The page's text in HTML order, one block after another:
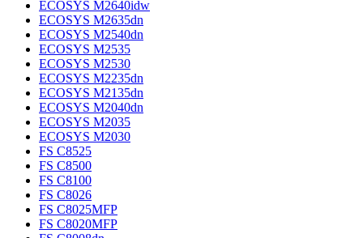
ECOSYS M2640idw
ECOSYS M2635dn
ECOSYS M2540dn
ECOSYS M2535
ECOSYS M2530
ECOSYS M2235dn
ECOSYS M2135dn
ECOSYS M2040dn
ECOSYS M2035
ECOSYS M2030
FS C8525
FS C8500
FS C8100
FS C8026
FS C8025MFP
FS C8020MFP